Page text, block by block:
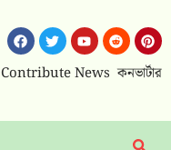
Contribute News কনভার্টার